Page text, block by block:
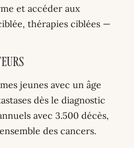
et accéder aux
thérapies ciblées —
jeunes avec un âge
dès le diagnostic
avec 3.500 décès,
des cancers.